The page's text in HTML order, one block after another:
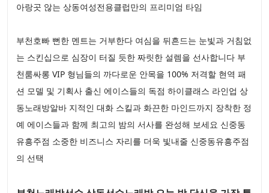
아랑곳 않는 상동여성전용클럽만의 프리미엄 타임
부천호빠 뻔한 멘트는 거부한다 여심을 뒤흔드는 눈빛과 거침없
는 스킨십으로 심장이 터질 듯한 짜릿한 설렘을 선사합니다 부
천룸싸롱 VIP 형님들의 까다로운 안목을 100% 저격할 현역 패
션 모델 및 기획사 출신 에이스들의 독점 하이클래스 라인업 상
동노래방알바 지적인 대화 스킬과 화끈한 마인드까지 장착한 정
예 에이스들과 함께 최고의 밤의 서사를 완성해 보세요 신중동
유흥주점 소중한 비즈니스 자리를 더욱 빛내줄 신중동유흥주점
의 선택